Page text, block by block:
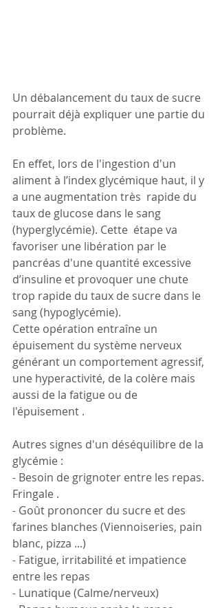
Un débalancement du taux de sucre
pourrait déjà expliquer une partie du
problème.
En effet, lors de l'ingestion d'un
aliment à l’index glycémique haut, il y
a une augmentation très  rapide du
taux de glucose dans le sang
(hyperglycémie). Cette  étape va
favoriser une libération par le
pancréas d'une quantité excessive
d’insuline et provoquer une chute
trop rapide du taux de sucre dans le
sang (hypoglycémie).
Cette opération entraîne un
épuisement du système nerveux
générant un comportement agressif,
une hyperactivité, de la colère mais
aussi de la fatigue ou de
l'épuisement .
Autres signes d'un déséquilibre de la
glycémie :
- Besoin de grignoter entre les repas.
Fringale .
- Goût prononcer du sucre et des
farines blanches (Viennoiseries, pain
blanc, pizza ...)
- Fatigue, irritabilité et impatience
entre les repas
- Lunatique (Calme/nerveux)